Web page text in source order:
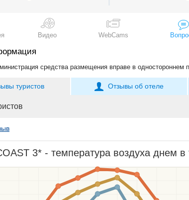
Видео WebCams
средства размещения вправе в одностороннем
туристов Отзывы об отеле
3* - температура воздуха днем в